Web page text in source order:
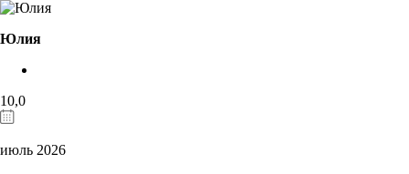
Юлия
10,0
июль 2026